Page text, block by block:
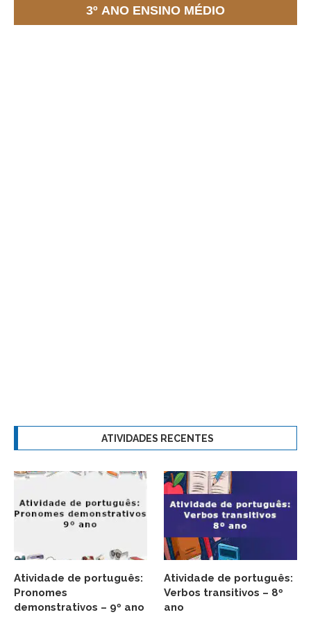
3º ANO ENSINO MÉDIO
ATIVIDADES RECENTES
Atividade de português:
Pronomes
demonstrativos – 9º ano
Atividade de português:
Verbos transitivos – 8º
ano